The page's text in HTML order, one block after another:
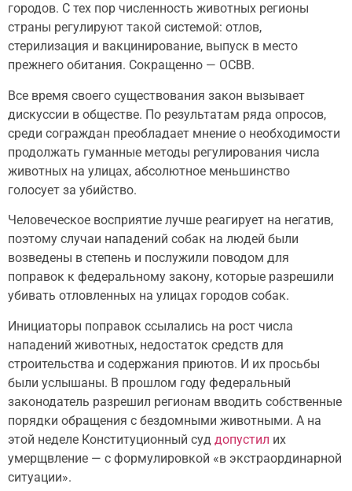
городов. С тех пор численность животных регионы
страны регулируют такой системой: отлов,
стерилизация и вакцинирование, выпуск в место
прежнего обитания. Сокращенно — ОСВВ.
Все время своего существования закон вызывает
дискуссии в обществе. По результатам ряда опросов,
среди сограждан преобладает мнение о необходимости
продолжать гуманные методы регулирования числа
животных на улицах, абсолютное меньшинство
голосует за убийство.
Человеческое восприятие лучше реагирует на негатив,
поэтому случаи нападений собак на людей были
возведены в степень и послужили поводом для
поправок к федеральному закону, которые разрешили
убивать отловленных на улицах городов собак.
Инициаторы поправок ссылались на рост числа
нападений животных, недостаток средств для
строительства и содержания приютов. И их просьбы
были услышаны. В прошлом году федеральный
законодатель разрешил регионам вводить собственные
порядки обращения с бездомными животными. А на
этой неделе Конституционный суд допустил их
умерщвление — с формулировкой «в экстраординарной
ситуации».